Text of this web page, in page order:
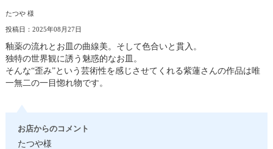
たつや 様
投稿日：2025年08月27日
釉薬の流れとお皿の曲線美。そして色合いと貫入。
独特の世界観に誘う魅惑的なお皿。
そんな“歪み”という芸術性を感じさせてくれる紫蓮さんの作品は唯
一無二の一目惚れ物です。
お店からのコメント
たつや様